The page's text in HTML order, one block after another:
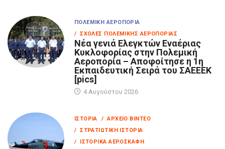
ΠΟΛΕΜΙΚΉ ΑΕΡΟΠΟΡΊΑ
/ ΣΧΟΛΈΣ ΠΟΛΕΜΙΚΉΣ ΑΕΡΟΠΟΡΊΑΣ
Νέα γενιά Ελεγκτών Εναέριας
Κυκλοφορίας στην Πολεμική
Αεροπορία – Αποφοίτησε η 1η
Εκπαιδευτική Σειρά του ΣΑΕΕΕΚ
[pics]
4 Αυγούστου 2026
ΙΣΤΟΡΊΑ
/ ΑΡΧΕΊΟ ΒΊΝΤΕΟ
/ ΣΤΡΑΤΙΩΤΙΚΉ ΙΣΤΟΡΊΑ
/ ΙΣΤΟΡΙΚΆ ΑΕΡΟΣΚΆΦΗ